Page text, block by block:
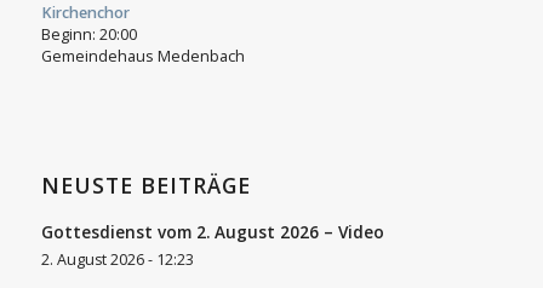
Kirchenchor
Beginn: 20:00
Gemeindehaus Medenbach
NEUSTE BEITRÄGE
Gottesdienst vom 2. August 2026 – Video
2. August 2026 - 12:23